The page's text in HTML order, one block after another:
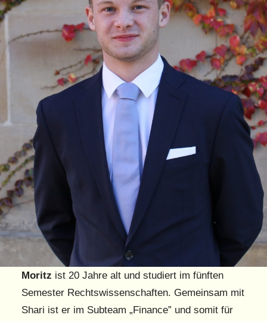
Moritz ist 20 Jahre alt und studiert im fünften
Semester Rechtswissenschaften. Gemeinsam mit
Shari ist er im Subteam „Finance” und somit für